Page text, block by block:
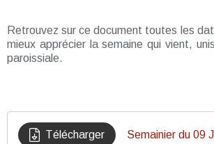
Retrouvez sur ce document toutes les
mieux apprécier la semaine qui vient,
paroissiale.
Télécharger Semainier du 09